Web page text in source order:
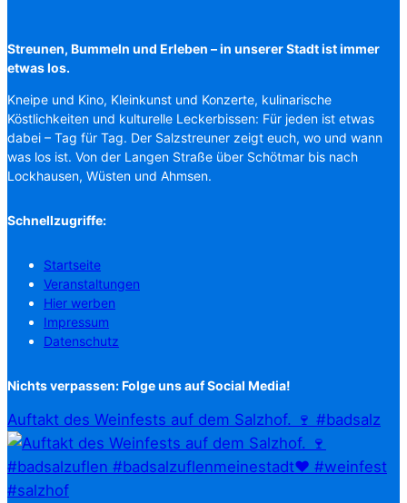
Streunen, Bummeln und Erleben – in unserer Stadt ist immer
etwas los.
Kneipe und Kino, Kleinkunst und Konzerte, kulinarische
Köstlichkeiten und kulturelle Leckerbissen: Für jeden ist etwas
dabei – Tag für Tag. Der Salzstreuner zeigt euch, wo und wann
was los ist. Von der Langen Straße über Schötmar bis nach
Lockhausen, Wüsten und Ahmsen.
Schnellzugriffe:
Startseite
Veranstaltungen
Hier werben
Impressum
Datenschutz
Nichts verpassen: Folge uns auf Social Media!
Auftakt des Weinfests auf dem Salzhof. 🍷 #badsalz